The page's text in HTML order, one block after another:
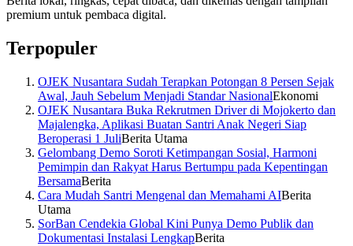
premium untuk pembaca digital.
Terpopuler
OJEK Nusantara Sudah Terapkan Potongan 8 Persen Sejak
Awal, Jauh Sebelum Menjadi Standar NasionalEkonomi
OJEK Nusantara Buka Rekrutmen Driver di Mojokerto dan
Majalengka, Aplikasi Buatan Santri Anak Negeri Siap
Beroperasi 1 JuliBerita Utama
Gelombang Demo Soroti Ketimpangan Sosial, Harmoni
Pemimpin dan Rakyat Harus Bertumpu pada Kepentingan
BersamaBerita
Cara Mudah Santri Mengenal dan Memahami AIBerita
Utama
SorBan Cendekia Global Kini Punya Demo Publik dan
Dokumentasi Instalasi LengkapBerita